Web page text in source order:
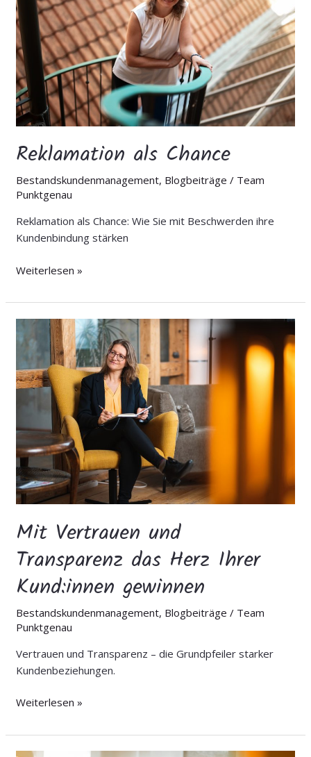
Reklamation als Chance
Bestandskundenmanagement, Blogbeiträge / Team
Punktgenau
Reklamation als Chance: Wie Sie mit Beschwerden ihre
Kundenbindung stärken
Weiterlesen »
Mit Vertrauen und
Transparenz das Herz Ihrer
Kund:innen gewinnen
Bestandskundenmanagement, Blogbeiträge / Team
Punktgenau
Vertrauen und Transparenz – die Grundpfeiler starker
Kundenbeziehungen.
Mit
Vertrauen
und
Transparenz
das
Herz
Ihrer
Kund:innen
gewinnen
Weiterlesen »